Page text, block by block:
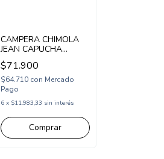
CAMPERA CHIMOLA
JEAN CAPUCHA
ESTAMPA (CH26J10)
$71.900
$64.710 con Mercado
Pago
6 x $11.983,33 sin interés
Comprar